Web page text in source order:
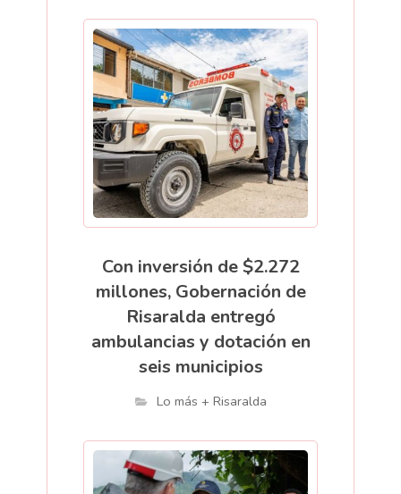
Con inversión de $2.272
millones, Gobernación de
Risaralda entregó
ambulancias y dotación en
seis municipios
Lo más + Risaralda